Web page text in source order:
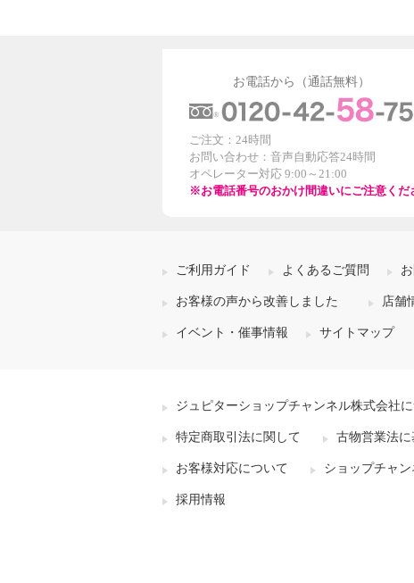
お電話から（通話無料）
ご注文：24時間
お問い合わせ：音声自動応答24時間
オペレーター対応 9:00～21:00
※お電話番号のおかけ間違いにご注意くだ
ご利用ガイド よくあるご質問
お客様の声から改善しました 店舗
イベント・催事情報 サイトマップ
ジュピターショップチャンネル株式会社
特定商取引法に関して 古物営業法
お客様対応について ショップチャ
採用情報